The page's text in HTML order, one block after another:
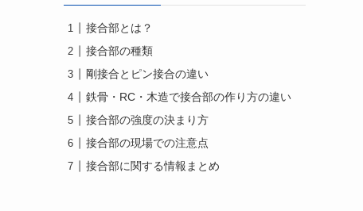
接合部とは？
接合部の種類
剛接合とピン接合の違い
鉄骨・RC・木造で接合部の作り方の違い
接合部の強度の決まり方
接合部の現場での注意点
接合部に関する情報まとめ